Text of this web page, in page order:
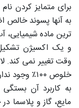
برای متمایز کردن
به آنها پسوند خالص
و یک اکسیژن
وقت تغییر نمی کند.
خلوص ۱۰۰٪
مایع، گاز و پلاسما